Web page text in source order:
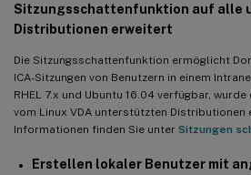
Sitzungsschattenfunktion auf alle
Distributionen erweitert
Die Sitzungsschattenfunktion ermöglicht
ICA-Sitzungen von Benutzern in einem
RHEL 7.x und Ubuntu 16.04 verfügbar,
vom Linux VDA unterstützten Distributionen
Informationen finden Sie unter Sitzungen
Erstellen lokaler Benutzer mit